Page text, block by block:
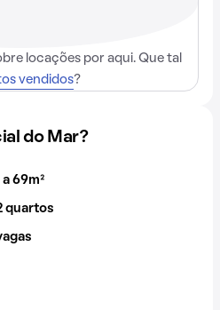
locações por aqui. Que tal
vendidos?
do Mar?
69m²
quartos